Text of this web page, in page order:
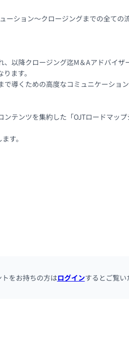
ーション〜クロージングまでの全て
以降クロージング迄M＆Aアドバイザ
ます。
導くための高度なコミュニケーション
テンツを集約した「OJTロードマッ
す。
をお持ちの方はログインするとご覧い